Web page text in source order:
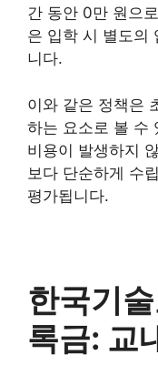
간 동안 0만 원으
은 입학 시 별도의
니다.
이와 같은 정책은
하는 요소로 볼 수
비용이 발생하지
보다 단순하게 수
평가됩니다.
한국기
록금: 교